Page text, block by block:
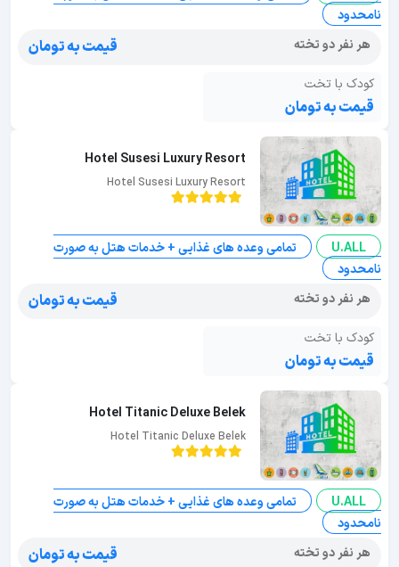
نامحدود
هر نفر دو تخته
قیمت به تومان
کودک با تخت
قیمت به تومان
Hotel Susesi Luxury Resort
Hotel Susesi Luxury Resort
U.ALL
تمامی وعده های غذایی + خدمات هتل به صورت
نامحدود
هر نفر دو تخته
قیمت به تومان
کودک با تخت
قیمت به تومان
Hotel Titanic Deluxe Belek
Hotel Titanic Deluxe Belek
U.ALL
تمامی وعده های غذایی + خدمات هتل به صورت
نامحدود
هر نفر دو تخته
قیمت به تومان